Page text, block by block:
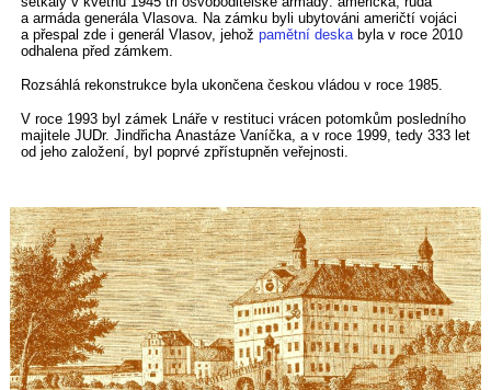
a armáda generála Vlasova. Na zámku byli ubytováni američtí vojáci
a přespal zde i generál Vlasov, jehož pamětní deskabyla v roce 2010
odhalena před zámkem.
Rozsáhlá rekonstrukce byla ukončena českou vládou v roce 1985.
V roce 1993 byl zámek Lnáře v restituci vrácen potomkům posledního
majitele JUDr. Jindřicha Anastáze Vaníčka, a v roce 1999, tedy 333 let
od jeho založení, byl poprvé zpřístupněn veřejnosti.